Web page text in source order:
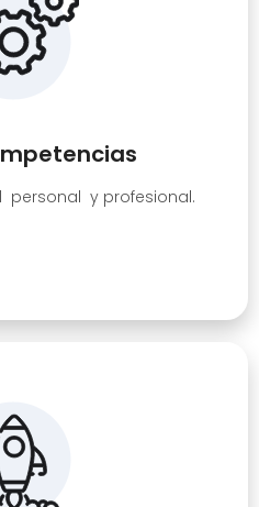
y profesional.